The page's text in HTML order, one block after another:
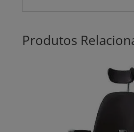
Produtos